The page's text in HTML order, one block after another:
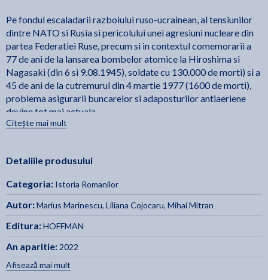
Pe fondul escaladarii razboiului ruso-ucrainean, al tensiunilor
dintre NATO si Rusia si pericolului unei agresiuni nucleare din
partea Federatiei Ruse, precum si in contextul comemorarii a
77 de ani de la lansarea bombelor atomice la Hiroshima si
Nagasaki (din 6 si 9.08.1945), soldate cu 130.000 de morti) si a
45 de ani de la cutremurul din 4 martie 1977 (1600 de morti),
problema asigurarii buncarelor si adaposturilor antiaeriene
devine tot mai actuala.
prin numarul insuficient si lipsa de functionalitate a celor
de protectie, legea prevazand un minim de 30 %. La polul opus,
in caz de razboi (bombardament), calamitate, cutremur major
(peste 7,2 grade pe scara Richter), presedintele Romaniei are o
hipersecuritate, prin buncarul antiatomic de sub Casa
Poporului, care-i asigura si un confort de 5 stele.
De asemenea, in aceleasi situatii, demnitarii de rang inalt se
Citește mai mult
Detaliile produsului
Categoria: Istoria Romanilor
Autor:Marius Marinescu, Liliana Cojocaru, Mihai Mitran
Editura:HOFFMAN
An aparitie: 2022
Afisează mai mult